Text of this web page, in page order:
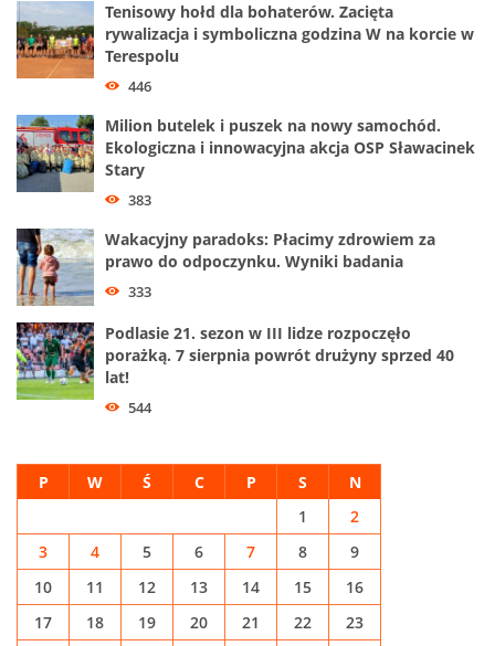
Tenisowy hołd dla bohaterów. Zacięta
rywalizacja i symboliczna godzina W na korcie w
Terespolu
446
Milion butelek i puszek na nowy samochód.
Ekologiczna i innowacyjna akcja OSP Sławacinek
Stary
383
Wakacyjny paradoks: Płacimy zdrowiem za
prawo do odpoczynku. Wyniki badania
333
Podlasie 21. sezon w III lidze rozpoczęło
porażką. 7 sierpnia powrót drużyny sprzed 40
lat!
544
P W Ś C P S N
1
2
3
4 5 6 7 8
9
10
11 12 13 14 15
16
17
18 19 20 21 22
23